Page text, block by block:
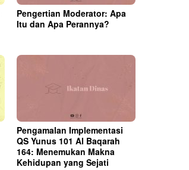
Pengertian Moderator: Apa
Itu dan Apa Perannya?
Pengamalan Implementasi
QS Yunus 101 Al Baqarah
164: Menemukan Makna
Kehidupan yang Sejati